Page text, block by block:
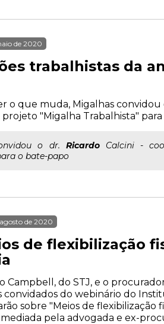
de 2020
trabalhistas da
o que muda, Migalhas
"Migalha Trabalhista"
o dr. RicardoCalcini -
o bate-papo
de 2020
de flexibilização
Campbell, do STJ, e o
convidados do webinário do
sobre "Meios de
pela advogada e ex-